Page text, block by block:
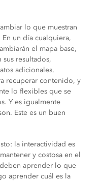
lo que muestran
un día cualquiera,
el mapa base,
sus resultados,
adicionales,
recuperar contenido, y
lo flexibles que se
Y es igualmente
Este es un buen
la interactividad es
y costosa en el
aprender lo que
aprender cuál es la